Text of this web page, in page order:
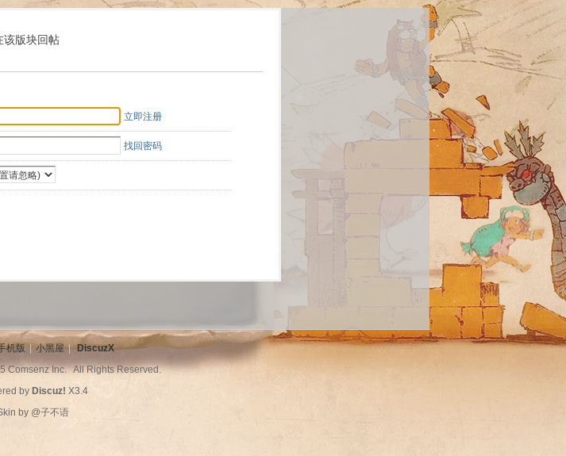
该版块回帖
立即注册
找回密码
机版 | 小黑屋 | DiscuzX
Comsenz Inc.All Rights Reserved.
by Discuz! X3.4
by @子不语